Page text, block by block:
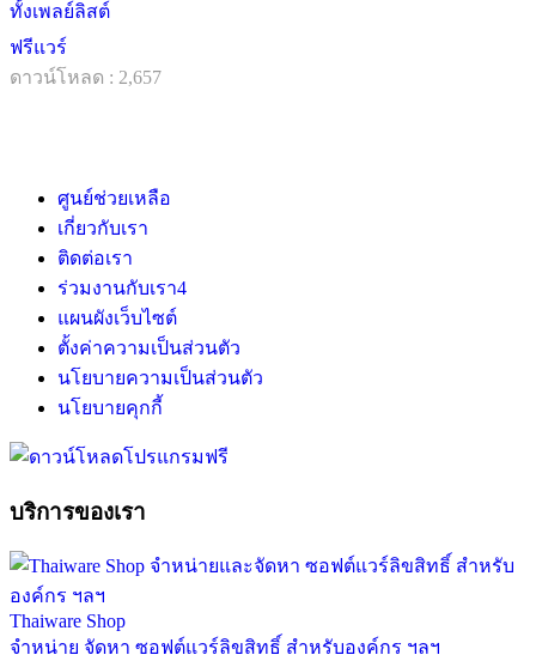
ทั้งเพลย์ลิสต์
ฟรีแวร์
ดาวน์โหลด : 2,657
ศูนย์ช่วยเหลือ
เกี่ยวกับเรา
ติดต่อเรา
ร่วมงานกับเรา4
แผนผังเว็บไซต์
ตั้งค่าความเป็นส่วนตัว
นโยบายความเป็นส่วนตัว
นโยบายคุกกี้
บริการของเรา
Thaiware Shop
จำหน่าย จัดหา ซอฟต์แวร์ลิขสิทธิ์ สำหรับองค์กร ฯลฯ